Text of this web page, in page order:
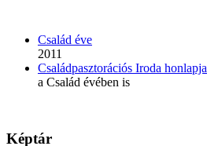
Család éve
2011
Családpasztorációs Iroda honlapja
a Család évében is
Képtár